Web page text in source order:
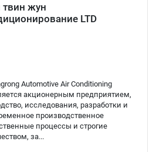
жун
LTD
Automotive Air Conditioning
акционерным предприятием,
исследования, разработки и
производственное
процессы и строгие
за...